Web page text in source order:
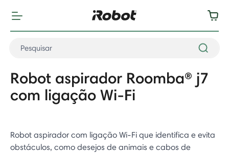
Robot aspirador Roomba® j7
com ligação Wi-Fi
Robot aspirador com ligação Wi-Fi que identifica e evita
obstáculos, como desejos de animais e cabos de